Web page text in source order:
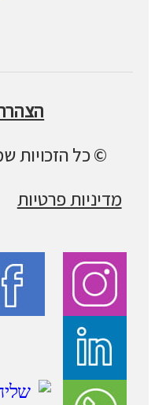
© כל הזכויות
מדיניות פרטיות